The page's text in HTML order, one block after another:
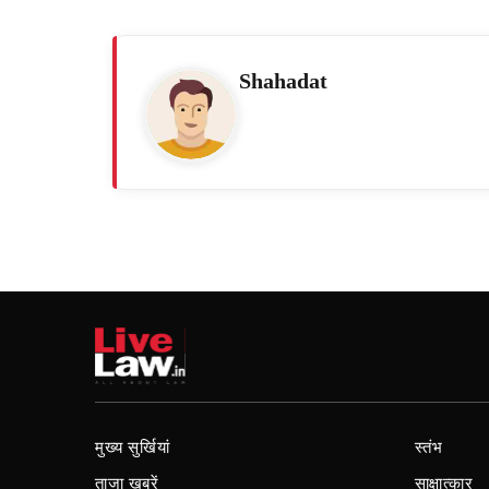
Shahadat
मुख्य सुर्खियां
ताजा खबरें
स्तंभ
साक्षात्कार